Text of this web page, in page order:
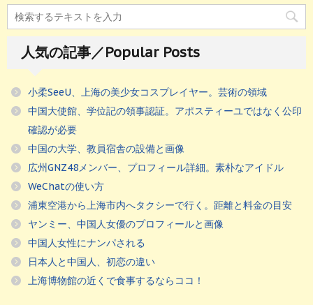
人気の記事／Popular Posts
小柔SeeU、上海の美少女コスプレイヤー。芸術の領域
中国大使館、学位記の領事認証。アポスティーユではなく公印
確認が必要
中国の大学、教員宿舎の設備と画像
広州GNZ48メンバー、プロフィール詳細。素朴なアイドル
WeChatの使い方
浦東空港から上海市内へタクシーで行く。距離と料金の目安
ヤンミー、中国人女優のプロフィールと画像
中国人女性にナンパされる
日本人と中国人、初恋の違い
上海博物館の近くで食事するならココ！